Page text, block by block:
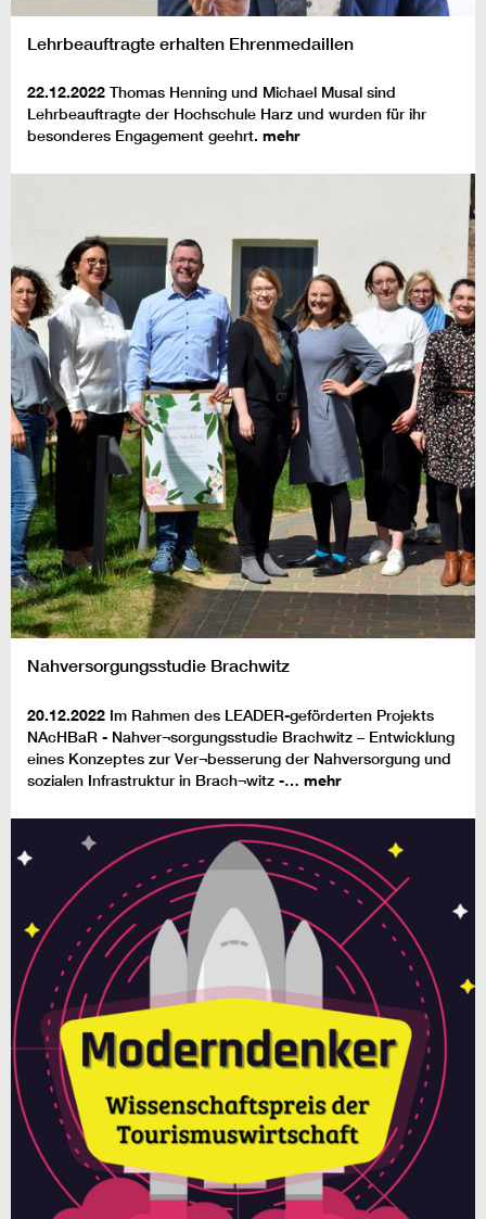
Lehrbeauftragte erhalten Ehrenmedaillen
22.12.2022 Thomas Henning und Michael Musal sind
Lehrbeauftragte der Hochschule Harz und wurden für ihr
besonderes Engagement geehrt. mehr
Nahversorgungsstudie Brachwitz
20.12.2022 Im Rahmen des LEADER-geförderten Projekts
NAcHBaR - Nahver¬sorgungsstudie Brachwitz – Entwicklung
eines Konzeptes zur Ver¬besserung der Nahversorgung und
sozialen Infrastruktur in Brach¬witz -… mehr